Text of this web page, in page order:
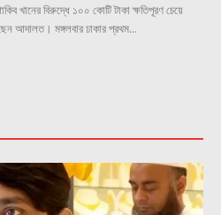
খানের বিরুদ্ধে ১০০ কোটি টাকা ক্ষতিপূরণ চেয়ে
আদালত। মঙ্গলবার ঢাকার প্রথম...